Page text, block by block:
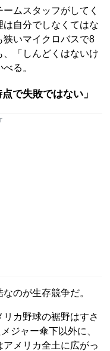
ムスタッフがしてく
自分でしなくてはな
狭いマイクロバスで8
「しんどくはないけ
る。
で失敗ではない」
のが生存競争だ。
カ野球の裾野はすさ
ジャー傘下以外に、
メリカ全土に広がっ